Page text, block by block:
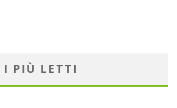
I PIÙ LETTI